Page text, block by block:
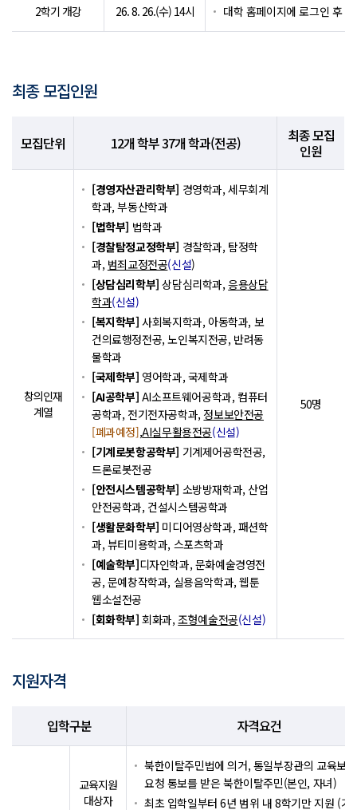
2학기 개강 26. 8. 26.(수) 14시 대학 홈페이지에 로그인 후
최종 모집인원
모집단위 12개 학부 37개 학과(전공)
최종 모집
인원
창의인재
계열
[경영자산관리학부] 경영학과, 세무회계
학과, 부동산학과
[법학부] 법학과
[경찰탐정교정학부] 경찰학과, 탐정학
과, 범죄교정전공(신설)
[상담심리학부] 상담심리학과,응용상담
학과(신설)
[복지학부] 사회복지학과, 아동학과, 보
건의료행정전공, 노인복지전공, 반려동
물학과
[국제학부] 영어학과, 국제학과
[AI공학부] AI소프트웨어공학과, 컴퓨터
공학과, 전기전자공학과, 정보보안전공
[폐과예정],AI실무활용전공(신설)
[기계로봇항공학부] 기계제어공학전공,
드론로봇전공
[안전시스템공학부] 소방방재학과, 산업
안전공학과, 건설시스템공학과
[생활문화학부] 미디어영상학과, 패션학
과, 뷰티미용학과, 스포츠학과
[예술학부]디자인학과, 문화예술경영전
공, 문예창작학과, 실용음악학과, 웹툰
웹소설전공
[회화학부] 회화과,조형예술전공(신설)
50명
지원자격
입학구분 자격요건
교육지원
대상자
북한이탈주민법에 의거, 통일부장관의 교육보
요청 통보를 받은 북한이탈주민(본인, 자녀)
최초 입학일부터 6년 범위 내 8학기만 지원 (기